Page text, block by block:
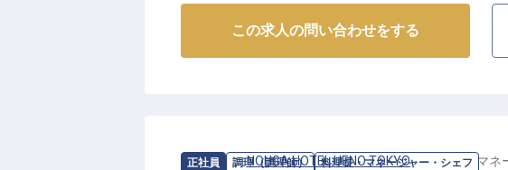
さらに、勤続10年・20年には会社負担での海外
この求人の問い合わせをする
正社員 調理（調理師） 料理長・マネージャー・シェフ
求人情報：NOHGA HOTEL UENO TOKYOの料理長・マネ